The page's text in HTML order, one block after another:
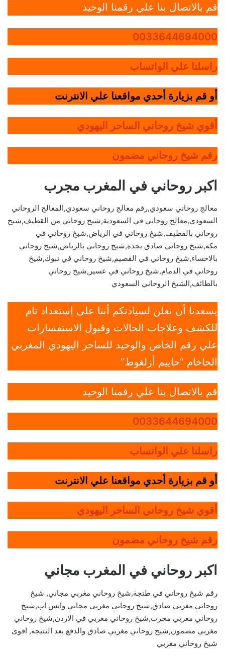
قم بالاتصال بنا علي رقمنا الوحيد
0033644694000
راسلنا علي الواتساب
أو قم بزيارة أحدي مواقعنا علي الانترنت
أقوي شيخ روحاني الساحر اليهودي
رقم شيخ روحاني مضمون
اكبر روحاني في المغرب مجرب
معالج روحاني سعودي,رقم معالج روحاني سعودي,المعالج الروحاني
السعودي,معالج روحاني في السعودية,شيخ روحاني من القطيف,شيخ
روحاني بالقطيف,شيخ روحاني في الرياض,شيخ روحاني في
مكه,شيخ روحاني صادق بجده,شيخ روحاني بالرياض,شيخ روحاني
بالاحساء,شيخ روحاني في القصيم,شيخ روحاني في تبوك,شيخ
روحاني في الدمام,شيخ روحاني في عسير,شيخ روحاني
بالطائف,الشيخ الروحاني السعودي
يسعدنا أن نعلن لسيادتكم أننا على إستعداد تام
للكشف وعلاجات الحالات وقبول الاستفسارات
علي رقم الخاص والوحيد للساحر اليهودي المغربي
الحاخام “حاييم أزلغوط”
قم بالاتصال بنا علي رقمنا الوحيد
0033644694000
راسلنا علي الواتساب
أو قم بزيارة أحدي مواقعنا علي الانترنت
أقوي شيخ روحاني الساحر اليهودي
رقم شيخ روحاني مضمون
اكبر روحاني في المغرب مجاني
رقم شيخ روحاني في طنجة,شيخ روحاني مغربي مجاني, شيخ
روحاني مغربي صادق,شيخ روحاني مغربي مجاني واتس اب,شيخ
روحاني مغربي مجرب,شيخ روحاني مغربي في الاردن,شيخ روحاني
مغربي مضمون,شيخ روحاني مغربي صادق والدفع بعد النتيجه, اقوى
شيخ روحاني مغربي